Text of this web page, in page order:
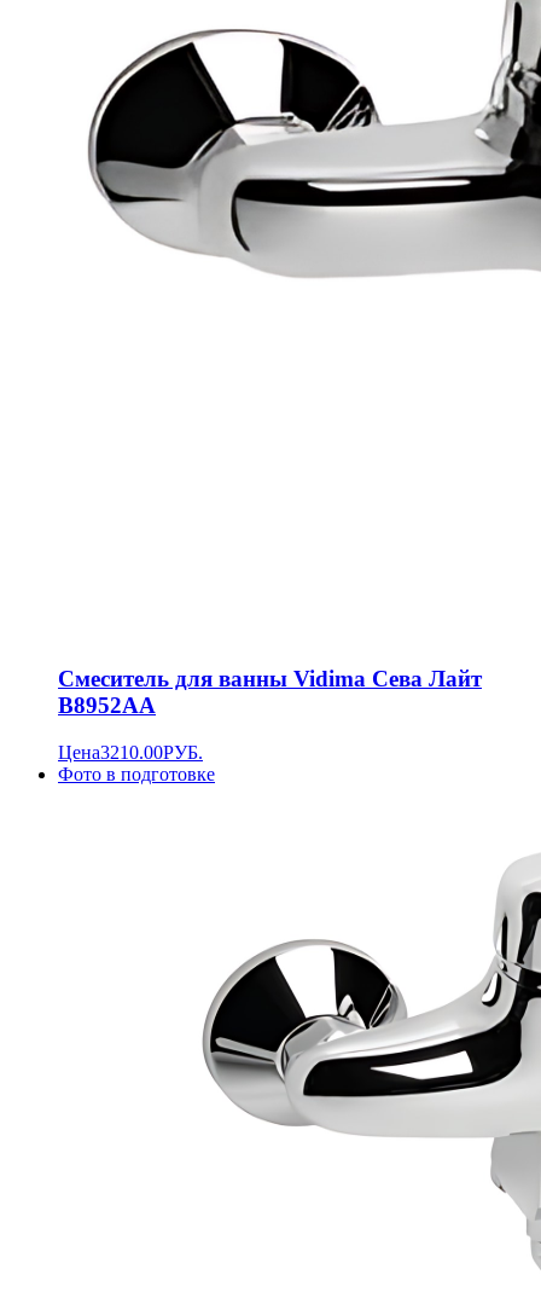
Смеситель для ванны Vidima Сева Лайт
B8952AA
Цена3210.00РУБ.
Фото в подготовке